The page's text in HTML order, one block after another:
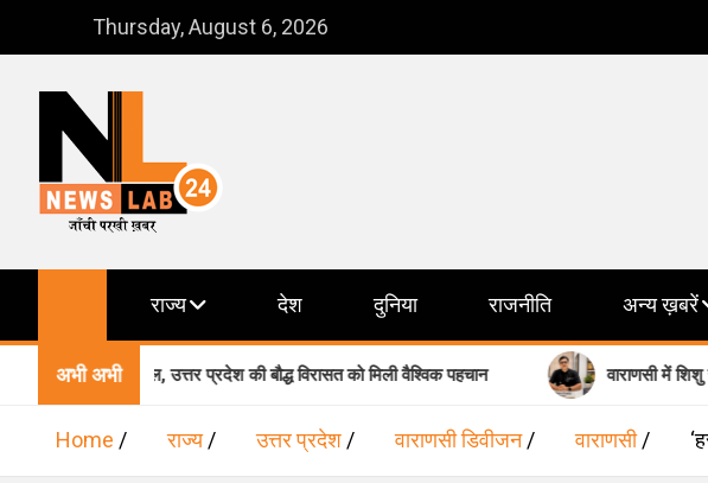
Thursday, August 6, 2026
NewsLab24
राज्य देश दुनिया राजनीति अन्य ख़बरें
अभी अभी
शामिल, उत्तर प्रदेश की बौद्ध विरासत को मिली वैश्विक पहचान वाराणसी में शिशु स्वास्थ्य का
Home राज्य उत्तर प्रदेश वाराणसी डिवीजन वाराणसी